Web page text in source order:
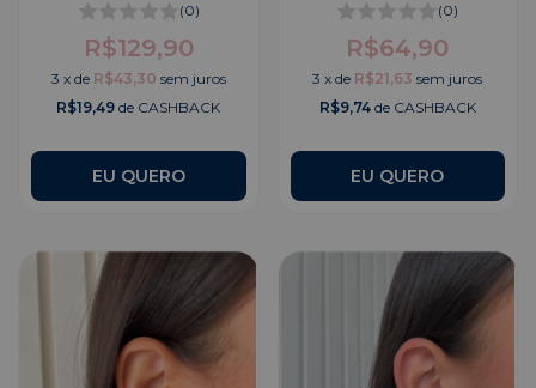
(0)
R$129,90
3 x de R$43,30 sem juros
R$19,49 de CASHBACK
(0)
R$64,90
3 xde R$21,63 sem juros
R$9,74de CASHBACK